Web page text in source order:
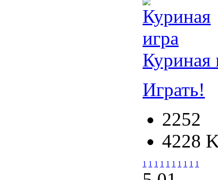
Куриная
Играть!
2252
4228
1 1 1 1 1 1 1 1 1 1